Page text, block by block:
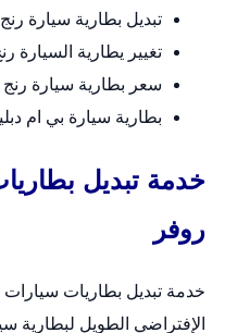
تبديل بطارية سيارة رنج
تغيير يطارية السيارة
سعر بطارية سيارة رنج
بطارية سيارة بي ام
خدمة تبديل
روفر
خدمة تبديل بطاريات سيارات
الإفتراضي الطويل لبطارية